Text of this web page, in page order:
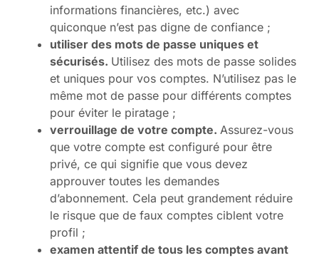
informations financières, etc.) avec
quiconque n’est pas digne de confiance ;
utiliser des mots de passe uniques et
sécurisés. Utilisez des mots de passe solides
et uniques pour vos comptes. N’utilisez pas le
même mot de passe pour différents comptes
pour éviter le piratage ;
verrouillage de votre compte. Assurez-vous
que votre compte est configuré pour être
privé, ce qui signifie que vous devez
approuver toutes les demandes
d’abonnement. Cela peut grandement réduire
le risque que de faux comptes ciblent votre
profil ;
examen attentif de tous les comptes avant